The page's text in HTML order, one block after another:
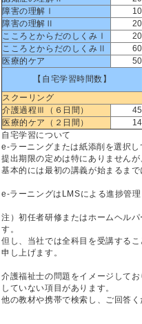
障害の理解Ⅰ
10
障害の理解Ⅱ
20
こころとからだのしくみⅠ
20
こころとからだのしくみⅡ
60
医療的ケア
50
【自宅学習時間数】
スクーリング
介護過程Ⅲ（６日間）
45
医療的ケア（２日間）
14
自宅学習について
e-ラーニングまたは紙添削を選択し
提出期限の定めは特にありません
基本的には最初の講義が始まるま
e-ラーニングはLMSによる進捗管理
注）初任者研修またはホームヘル
す。
但し、当社では全科目を受講する
申し上げます。
介護福祉士の問題をイメージして
していない項目があります。
他の教材や携帯で検索し、ご回答く